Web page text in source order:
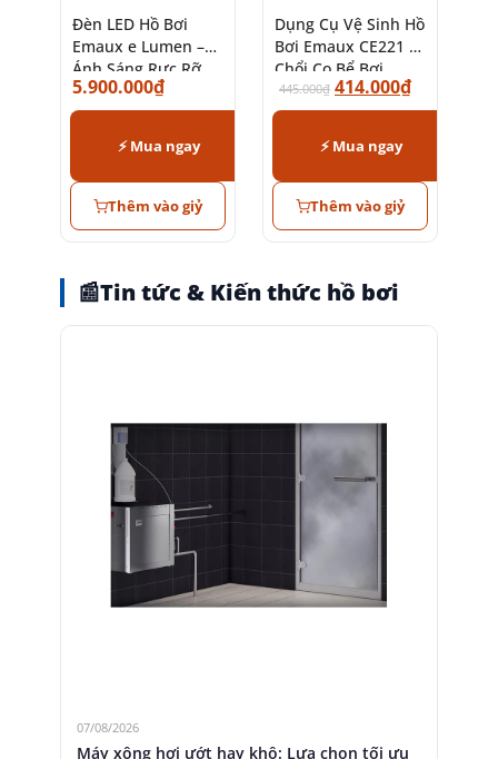
Đèn LED Hồ Bơi
Emaux e Lumen –
Ánh Sáng Rực Rỡ,
Tiết Kiệm Điện
5.900.000₫
⚡ Mua ngay
Thêm vào giỷ
Dụng Cụ Vệ Sinh Hồ
Bơi Emaux CE221 –
Chổi Cọ Bể Bơi
Chính Hãng
445.000₫ 414.000₫
⚡ Mua ngay
Thêm vào giỷ
📰Tin tức & Kiến thức hồ bơi
07/08/2026
Máy xông hơi ướt hay khô: Lựa chọn tối ưu